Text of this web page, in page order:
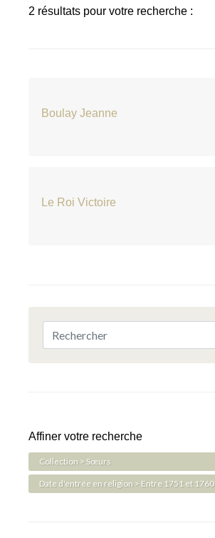
2 résultats pour votre recherche :
Boulay Jeanne
Le Roi Victoire
Affiner votre recherche
Collection > Sœurs
Date d'entrée en religion > Entre 1751 et 1760